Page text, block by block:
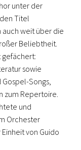
unter der
Titel
auch weit über die
Beliebtheit.
gefächert:
sowie
Songs,
zum Repertoire.
und
Orchester
von Guido